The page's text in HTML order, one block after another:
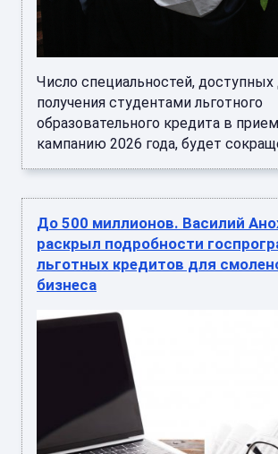
Число специальностей, доступных
получения студентами льготного
образовательного кредита в
кампанию 2026 года, будет
До 500 миллионов. Василий
раскрыл подробности
льготных кредитов для
бизнеса